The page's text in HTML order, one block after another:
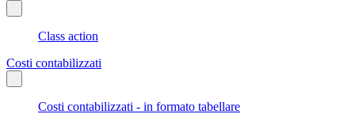
Class action
Costi contabilizzati
Costi contabilizzati - in formato tabellare